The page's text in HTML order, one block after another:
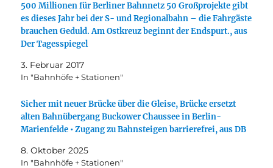
500 Millionen für Berliner Bahnnetz 50 Großprojekte gibt
es dieses Jahr bei der S- und Regionalbahn – die Fahrgäste
brauchen Geduld. Am Ostkreuz beginnt der Endspurt., aus
Der Tagesspiegel
3. Februar 2017
In "Bahnhöfe + Stationen"
Sicher mit neuer Brücke über die Gleise, Brücke ersetzt
alten Bahnübergang Buckower Chaussee in Berlin-
Marienfelde • Zugang zu Bahnsteigen barrierefrei, aus DB
8. Oktober 2025
In "Bahnhöfe + Stationen"